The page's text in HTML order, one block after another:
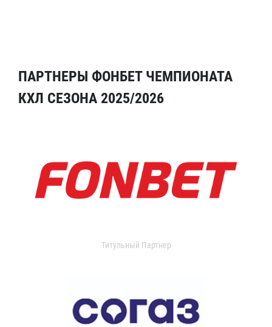
ПАРТНЕРЫ ФОНБЕТ ЧЕМПИОНАТА
КХЛ СЕЗОНА 2025/2026
Титульный Партнер